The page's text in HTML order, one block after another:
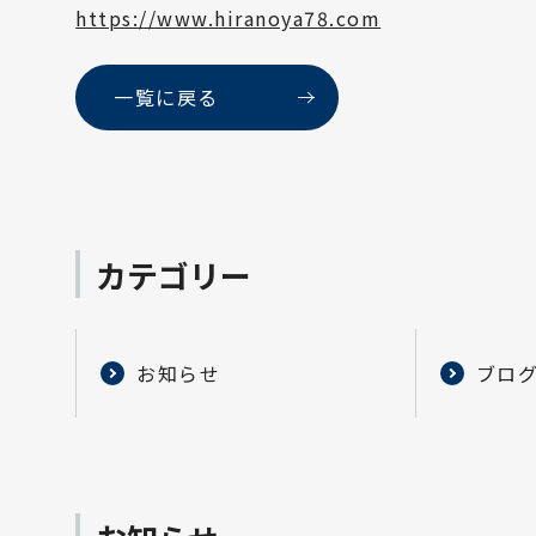
https://www.hiranoya78.com
一覧に戻る
カテゴリー
お知らせ ブロ